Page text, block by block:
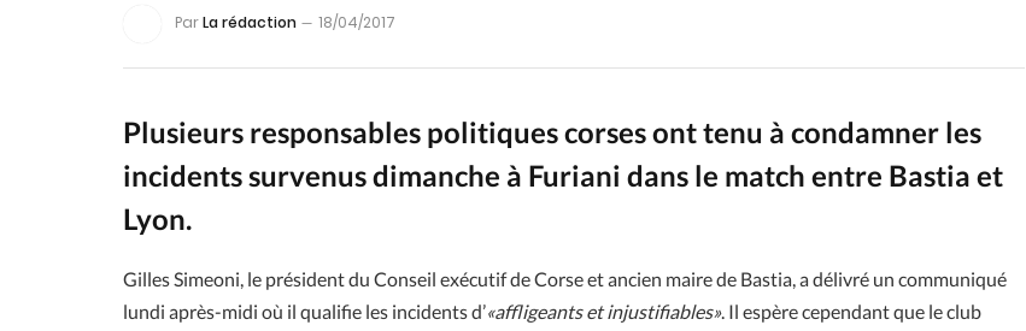
ParLa rédaction 18/04/2017
Plusieurs responsables politiques corses ont tenu à condamner les
incidents survenus dimanche à Furiani dans le match entre Bastia et
Lyon.
Gilles Simeoni, le président du Conseil exécutif de Corse et ancien maire de Bastia, a délivré un communiqué
lundi après-midi où il qualifie les incidents d’«affligeants et injustifiables». Il espère cependant que le club